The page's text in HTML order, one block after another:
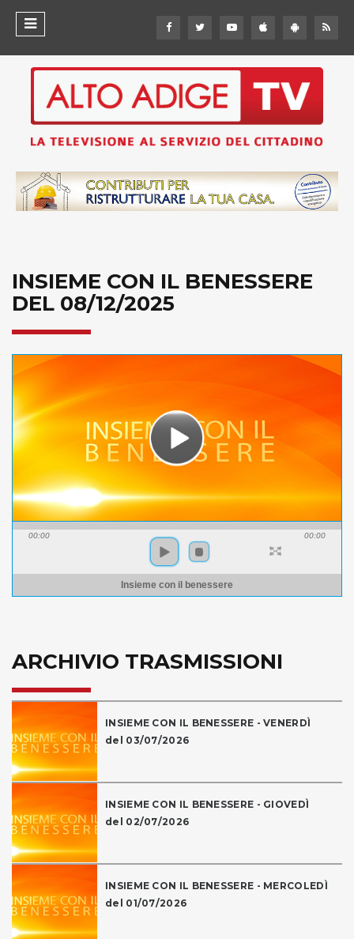
INSIEME CON IL BENESSERE
DEL 08/12/2025
00:00 00:00
Insieme con il benessere
ARCHIVIO TRASMISSIONI
INSIEME CON IL BENESSERE - VENERDÌ
del 03/07/2026
INSIEME CON IL BENESSERE - GIOVEDÌ
del 02/07/2026
INSIEME CON IL BENESSERE - MERCOLEDÌ
del 01/07/2026